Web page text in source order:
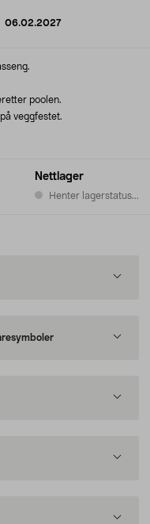
06.02.2027
Nettlager
Henter lagerstatus...
poolen.
veggfestet.